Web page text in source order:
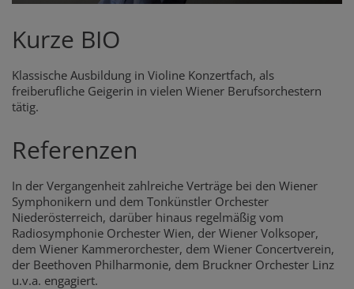
Kurze BIO
Klassische Ausbildung in Violine Konzertfach, als
freiberufliche Geigerin in vielen Wiener Berufsorchestern
tätig.
Referenzen
In der Vergangenheit zahlreiche Verträge bei den Wiener
Symphonikern und dem Tonkünstler Orchester
Niederösterreich, darüber hinaus regelmäßig vom
Radiosymphonie Orchester Wien, der Wiener Volksoper,
dem Wiener Kammerorchester, dem Wiener Concertverein,
der Beethoven Philharmonie, dem Bruckner Orchester Linz
u.v.a. engagiert.